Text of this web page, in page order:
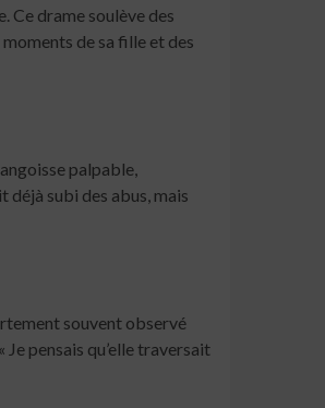
Ce drame soulève des
de sa fille et des
palpable,
déjà subi des abus, mais
souvent observé
pensais qu’elle traversait